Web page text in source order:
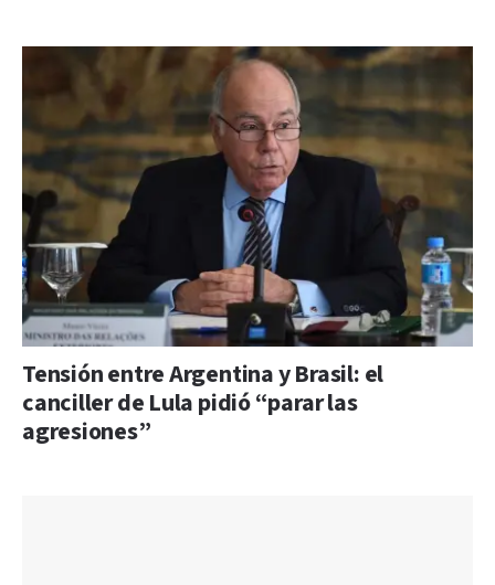
Tensión entre Argentina y Brasil: el
canciller de Lula pidió “parar las
agresiones”